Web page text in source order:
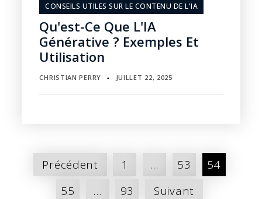
CONSEILS UTILES SUR LE CONTENU DE L'IA
Qu'est-Ce Que L'IA
Générative ? Exemples Et
Utilisation
CHRISTIAN PERRY ▪ JUILLET 22, 2025
Pagination
Précédent 1 … 53
54
55
… 93 Suivant